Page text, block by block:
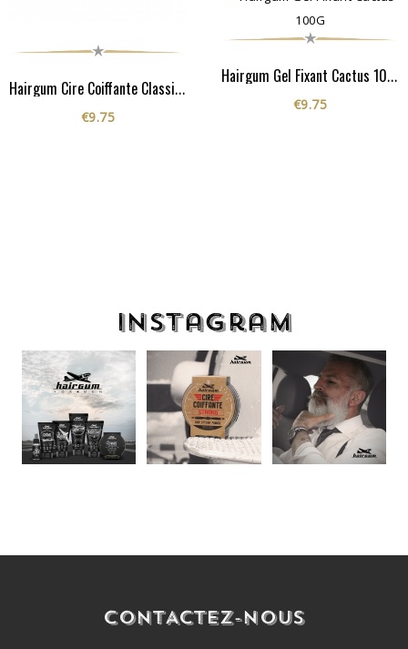
Hairgum Cire Coiffante Classic 40G
€9.75
Hairgum Gel Fixant Cactus 100G
€9.75
Instagram
CONTACTEZ-NOUS